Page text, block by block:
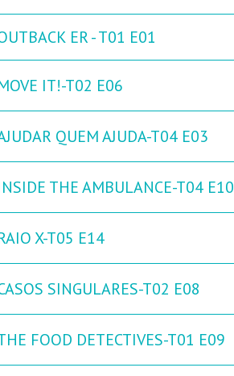
ER - T01 E01
IT!-T02 E06
QUEM AJUDA-T04 E03
THE AMBULANCE-T04 E10
X-T05 E14
SINGULARES-T02 E08
FOOD DETECTIVES-T01 E09